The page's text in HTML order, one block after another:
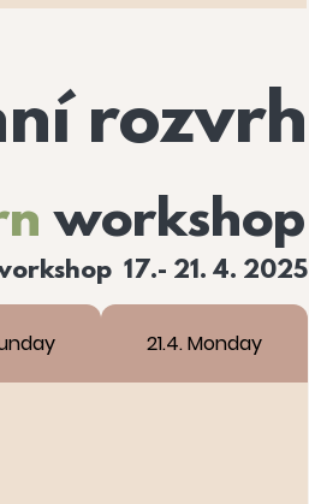
rozvrh
workshop
17.- 21. 4. 2025
21.4. Monday